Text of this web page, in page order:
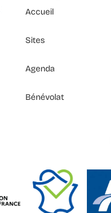
Accueil
Sites
Agenda
Bénévolat